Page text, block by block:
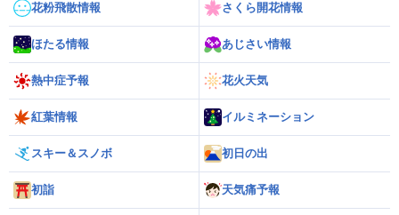
花粉飛散情報 さくら開花情報
ほたる情報 あじさい情報
熱中症予報 花火天気
紅葉情報 イルミネーション
スキー＆スノボ 初日の出
初詣 天気痛予報